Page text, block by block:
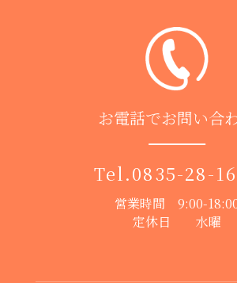
お電話でお問い合
Tel.0835-28-
営業時間 9:00-
定休日 水曜